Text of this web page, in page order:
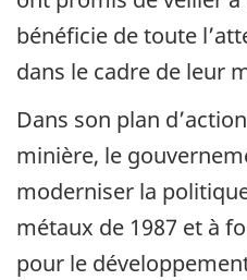
bénéficie de toute
dans le cadre de leur
Dans son plan
minière, le
moderniser la
métaux de 1987 et à
pour le